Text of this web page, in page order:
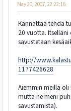
May 20, 2007, 22:22:16
Kannattaa tehdä
20 vuotta.
savustetaan
http://
1177426628
Aiemmin meillä
mutta ne meni
savustamista).